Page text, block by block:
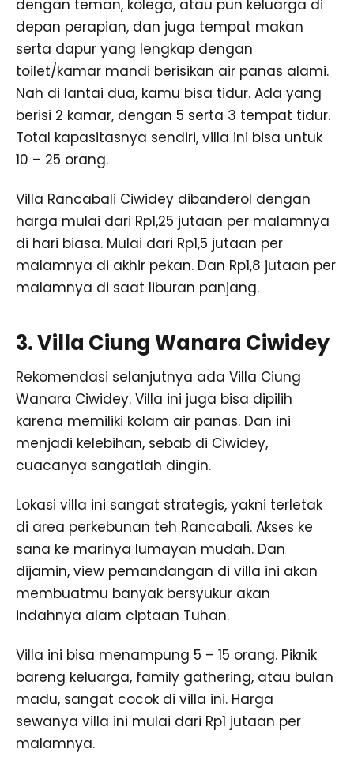
dengan teman, kolega, atau pun keluarga di
depan perapian, dan juga tempat makan
serta dapur yang lengkap dengan
toilet/kamar mandi berisikan air panas alami.
Nah di lantai dua, kamu bisa tidur. Ada yang
berisi 2 kamar, dengan 5 serta 3 tempat tidur.
Total kapasitasnya sendiri, villa ini bisa untuk
10 – 25 orang.
Villa Rancabali Ciwidey dibanderol dengan
harga mulai dari Rp1,25 jutaan per malamnya
di hari biasa. Mulai dari Rp1,5 jutaan per
malamnya di akhir pekan. Dan Rp1,8 jutaan per
malamnya di saat liburan panjang.
3. Villa Ciung Wanara Ciwidey
Rekomendasi selanjutnya ada Villa Ciung
Wanara Ciwidey. Villa ini juga bisa dipilih
karena memiliki kolam air panas. Dan ini
menjadi kelebihan, sebab di Ciwidey,
cuacanya sangatlah dingin.
Lokasi villa ini sangat strategis, yakni terletak
di area perkebunan teh Rancabali. Akses ke
sana ke marinya lumayan mudah. Dan
dijamin, view pemandangan di villa ini akan
membuatmu banyak bersyukur akan
indahnya alam ciptaan Tuhan.
Villa ini bisa menampung 5 – 15 orang. Piknik
bareng keluarga, family gathering, atau bulan
madu, sangat cocok di villa ini. Harga
sewanya villa ini mulai dari Rp1 jutaan per
malamnya.